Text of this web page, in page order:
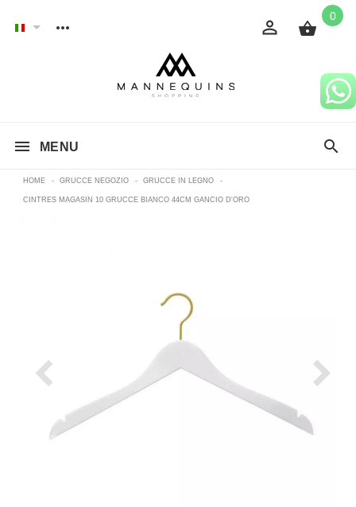
0
MENU
HOME - GRUCCE NEGOZIO - GRUCCE IN LEGNO -
CINTRES MAGASIN 10 GRUCCE BIANCO 44CM GANCIO D'ORO